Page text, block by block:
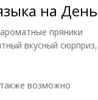
на
пряники
вкусный сюрприз,
возможно